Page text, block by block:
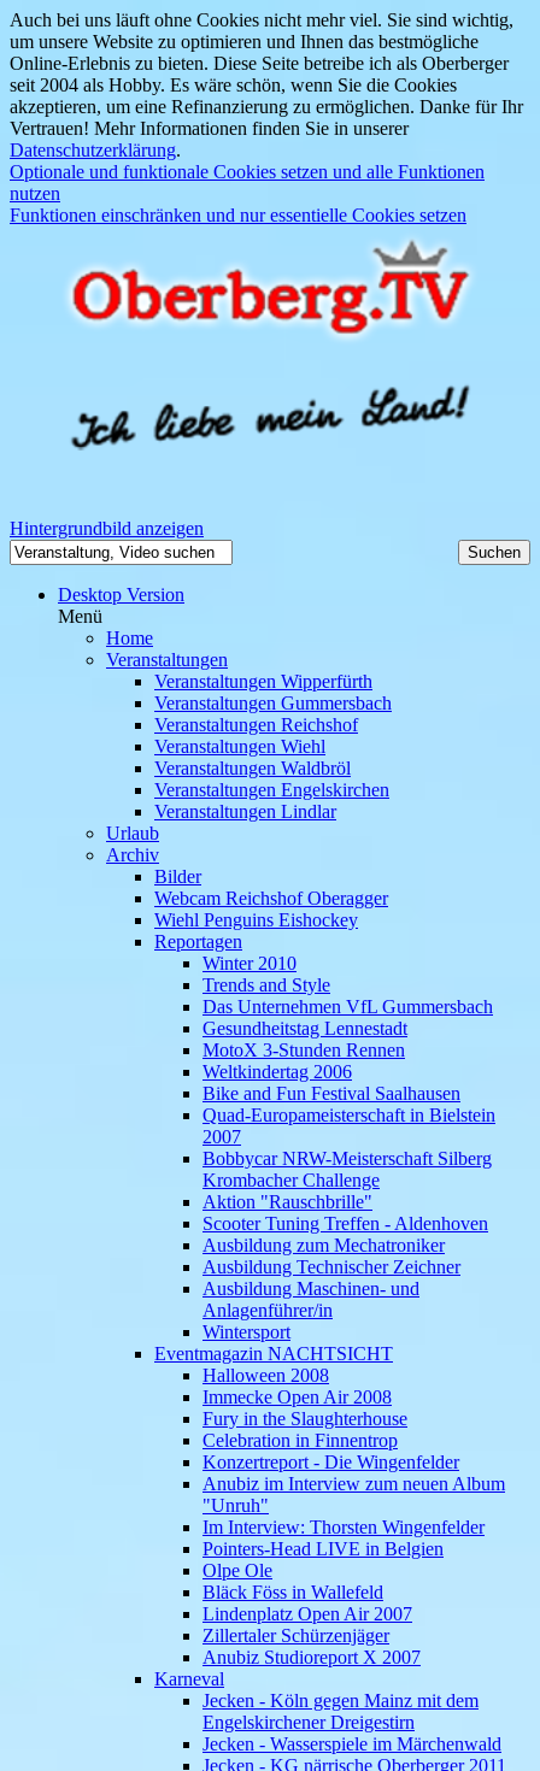
Auch bei uns läuft ohne Cookies nicht mehr viel. Sie sind wichtig,
um unsere Website zu optimieren und Ihnen das bestmögliche
Online-Erlebnis zu bieten. Diese Seite betreibe ich als Oberberger
seit 2004 als Hobby. Es wäre schön, wenn Sie die Cookies
akzeptieren, um eine Refinanzierung zu ermöglichen. Danke für Ihr
Vertrauen! Mehr Informationen finden Sie in unserer
Datenschutzerklärung.
Optionale und funktionale Cookies setzen und alle Funktionen
nutzen
Funktionen einschränken und nur essentielle Cookies setzen
Hintergrundbild anzeigen
Desktop Version
Menü
Home
Veranstaltungen
Veranstaltungen Wipperfürth
Veranstaltungen Gummersbach
Veranstaltungen Reichshof
Veranstaltungen Wiehl
Veranstaltungen Waldbröl
Veranstaltungen Engelskirchen
Veranstaltungen Lindlar
Urlaub
Archiv
Bilder
Webcam Reichshof Oberagger
Wiehl Penguins Eishockey
Reportagen
Winter 2010
Trends and Style
Das Unternehmen VfL Gummersbach
Gesundheitstag Lennestadt
MotoX 3-Stunden Rennen
Weltkindertag 2006
Bike and Fun Festival Saalhausen
Quad-Europameisterschaft in Bielstein
2007
Bobbycar NRW-Meisterschaft Silberg
Krombacher Challenge
Aktion "Rauschbrille"
Scooter Tuning Treffen - Aldenhoven
Ausbildung zum Mechatroniker
Ausbildung Technischer Zeichner
Ausbildung Maschinen- und
Anlagenführer/in
Wintersport
Eventmagazin NACHTSICHT
Halloween 2008
Immecke Open Air 2008
Fury in the Slaughterhouse
Celebration in Finnentrop
Konzertreport - Die Wingenfelder
Anubiz im Interview zum neuen Album
"Unruh"
Im Interview: Thorsten Wingenfelder
Pointers-Head LIVE in Belgien
Olpe Ole
Bläck Föss in Wallefeld
Lindenplatz Open Air 2007
Zillertaler Schürzenjäger
Anubiz Studioreport X 2007
Karneval
Jecken - Köln gegen Mainz mit dem
Engelskirchener Dreigestirn
Jecken - Wasserspiele im Märchenwald
Jecken - KG närrische Oberberger 2011